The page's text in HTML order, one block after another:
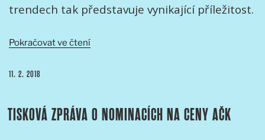
trendech tak představuje vynikající příležitost.
Pokračovat ve čtení„ZPRÁVA
PUBLIKOVÁNO
11. 2. 2018
TISKOVÁ ZPRÁVA O NOMINACÍCH NA CENY AČK